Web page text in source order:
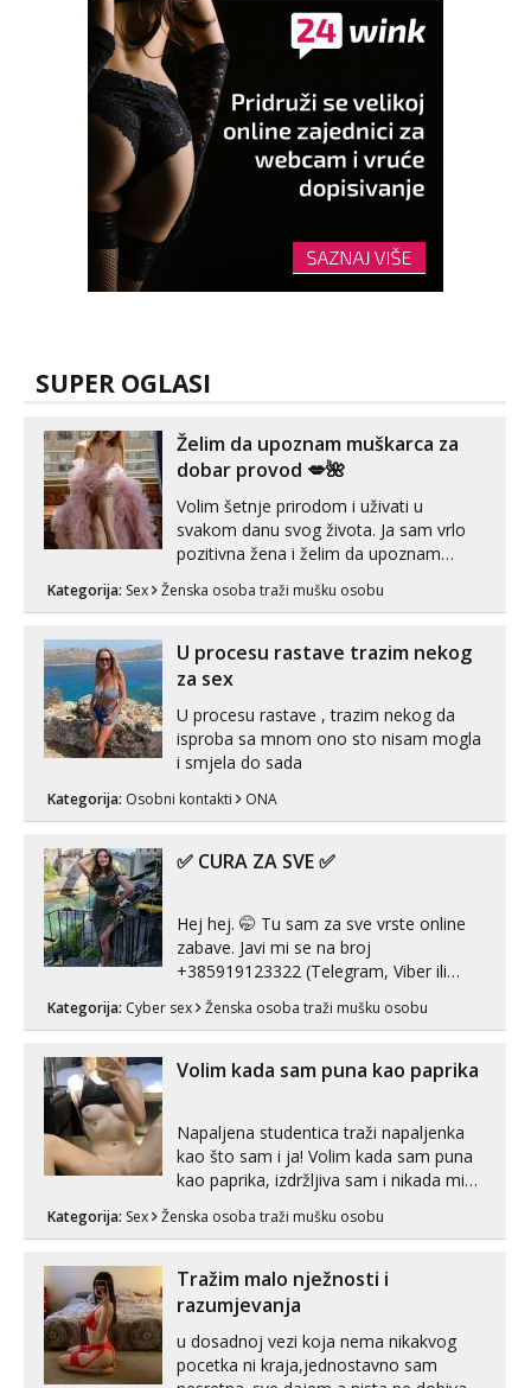
SUPER OGLASI
Želim da upoznam muškarca za
dobar provod 💋🌺
Volim šetnje prirodom i uživati u
svakom danu svog života. Ja sam vrlo
pozitivna žena i želim da upoznam
može i nešto više.💋🌺 Klikni na link
Kategorija: Sex Ženska osoba traži mušku osobu
U procesu rastave trazim nekog
za sex
U procesu rastave , trazim nekog da
isproba sa mnom ono sto nisam mogla
i smjela do sada
Kategorija: Osobni kontakti ONA
✅ CURA ZA SVE ✅
Hej hej. 🤭 Tu sam za sve vrste online
zabave. Javi mi se na broj
+385919123322 (Telegram, Viber ili
Whatsapp). 🤙 NE javljaj se na uzivo.
Hvala.
Kategorija: Cyber sex Ženska osoba traži mušku osobu
Volim kada sam puna kao paprika
Napaljena studentica traži napaljenka
kao što sam i ja! Volim kada sam puna
kao paprika, izdržljiva sam i nikada mi
puta dnevno bilo kad i bilo gdje zato se
link ispod i nadji me tamo, cekam te!
Kategorija: Sex Ženska osoba traži mušku osobu
Tražim malo nježnosti i
razumjevanja
u dosadnoj vezi koja nema nikakvog
pocetka ni kraja,jednostavno sam